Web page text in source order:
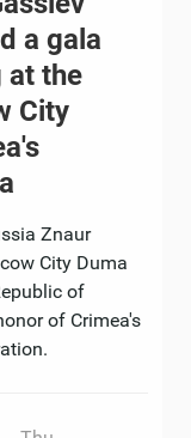
a gala
at the
City
Znaur
City Duma
of
of Crimea's